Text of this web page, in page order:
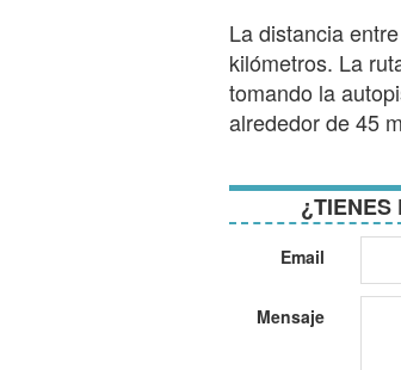
La distancia
kilómetros. La
tomando la
alrededor de 45
¿TIENES
Email
Mensaje